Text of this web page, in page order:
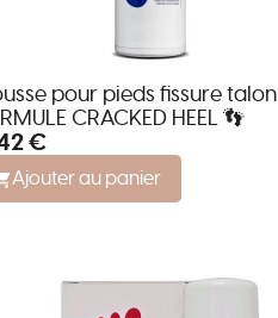
pour pieds fissure talon
CRACKED HEEL 👣
€
Ajouter au panier